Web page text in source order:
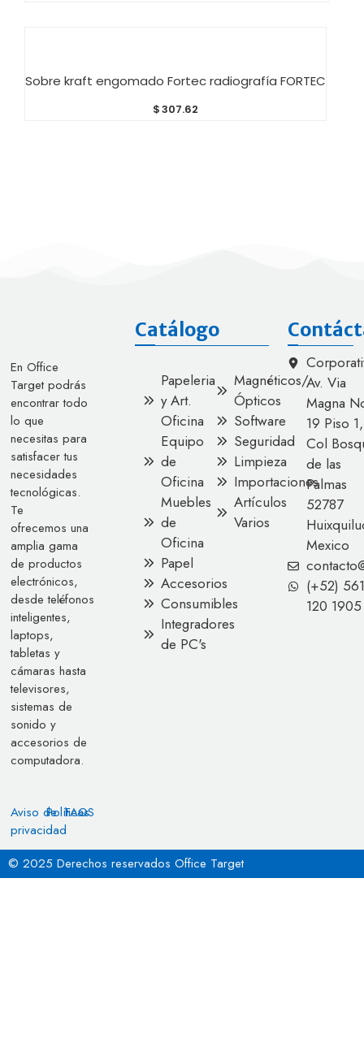
Sobre kraft engomado Fortec radiografía FORTEC
$307.62
En Office
Target podrás
encontrar todo
lo que
necesitas para
satisfacer tus
necesidades
tecnológicas.
Te
ofrecemos una
amplia gama
de productos
electrónicos,
desde teléfonos
inteligentes,
laptops,
tabletas y
cámaras hasta
televisores,
sistemas de
sonido y
accesorios de
computadora.
Aviso de
privacidad
Políticas
FAQS
Catálogo
Papeleria
y Art.
Oficina
Equipo
de
Oficina
Muebles
de
Oficina
Papel
Accesorios
Consumibles
Integradores
de PC's
Magnéticos/
Ópticos
Software
Seguridad
Limpieza
Importaciones
Artículos
Varios
Av. Via
Magna
19 Piso 1,
Col
de las
Palmas
52787
Mexico
(+52) 561
120 1905
© 2025 Derechos reservados Office Target